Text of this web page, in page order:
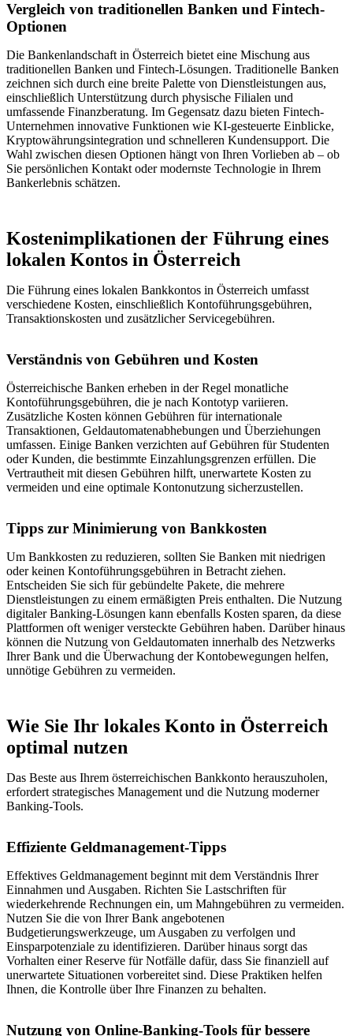
Vergleich von traditionellen Banken und Fintech-
Optionen
Die Bankenlandschaft in Österreich bietet eine Mischung aus
traditionellen Banken und Fintech-Lösungen. Traditionelle Banken
zeichnen sich durch eine breite Palette von Dienstleistungen aus,
einschließlich Unterstützung durch physische Filialen und
umfassende Finanzberatung. Im Gegensatz dazu bieten Fintech-
Unternehmen innovative Funktionen wie KI-gesteuerte Einblicke,
Kryptowährungsintegration und schnelleren Kundensupport. Die
Wahl zwischen diesen Optionen hängt von Ihren Vorlieben ab – ob
Sie persönlichen Kontakt oder modernste Technologie in Ihrem
Bankerlebnis schätzen.
Kostenimplikationen der Führung eines
lokalen Kontos in Österreich
Die Führung eines lokalen Bankkontos in Österreich umfasst
verschiedene Kosten, einschließlich Kontoführungsgebühren,
Transaktionskosten und zusätzlicher Servicegebühren.
Verständnis von Gebühren und Kosten
Österreichische Banken erheben in der Regel monatliche
Kontoführungsgebühren, die je nach Kontotyp variieren.
Zusätzliche Kosten können Gebühren für internationale
Transaktionen, Geldautomatenabhebungen und Überziehungen
umfassen. Einige Banken verzichten auf Gebühren für Studenten
oder Kunden, die bestimmte Einzahlungsgrenzen erfüllen. Die
Vertrautheit mit diesen Gebühren hilft, unerwartete Kosten zu
vermeiden und eine optimale Kontonutzung sicherzustellen.
Tipps zur Minimierung von Bankkosten
Um Bankkosten zu reduzieren, sollten Sie Banken mit niedrigen
oder keinen Kontoführungsgebühren in Betracht ziehen.
Entscheiden Sie sich für gebündelte Pakete, die mehrere
Dienstleistungen zu einem ermäßigten Preis enthalten. Die Nutzung
digitaler Banking-Lösungen kann ebenfalls Kosten sparen, da diese
Plattformen oft weniger versteckte Gebühren haben. Darüber hinaus
können die Nutzung von Geldautomaten innerhalb des Netzwerks
Ihrer Bank und die Überwachung der Kontobewegungen helfen,
unnötige Gebühren zu vermeiden.
Wie Sie Ihr lokales Konto in Österreich
optimal nutzen
Das Beste aus Ihrem österreichischen Bankkonto herauszuholen,
erfordert strategisches Management und die Nutzung moderner
Banking-Tools.
Effiziente Geldmanagement-Tipps
Effektives Geldmanagement beginnt mit dem Verständnis Ihrer
Einnahmen und Ausgaben. Richten Sie Lastschriften für
wiederkehrende Rechnungen ein, um Mahngebühren zu vermeiden.
Nutzen Sie die von Ihrer Bank angebotenen
Budgetierungswerkzeuge, um Ausgaben zu verfolgen und
Einsparpotenziale zu identifizieren. Darüber hinaus sorgt das
Vorhalten einer Reserve für Notfälle dafür, dass Sie finanziell auf
unerwartete Situationen vorbereitet sind. Diese Praktiken helfen
Ihnen, die Kontrolle über Ihre Finanzen zu behalten.
Nutzung von Online-Banking-Tools für bessere